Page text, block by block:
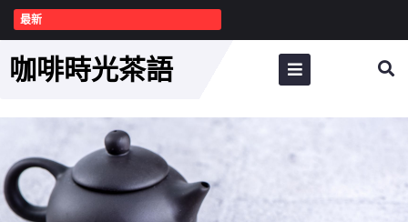
最新
咖啡時光茶語